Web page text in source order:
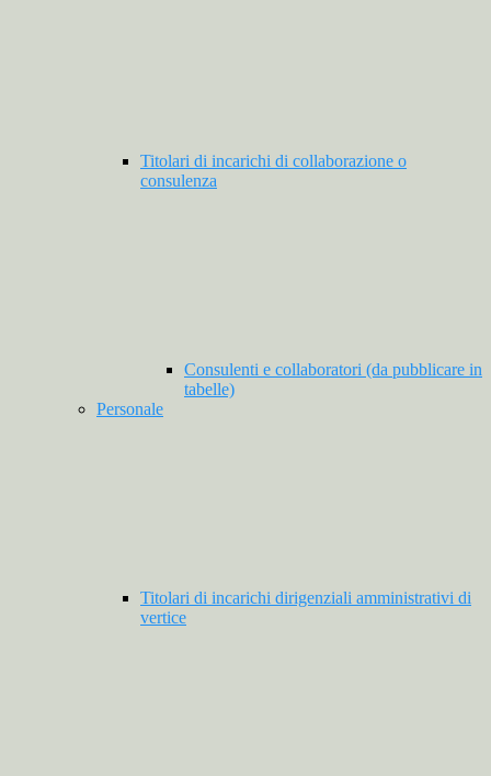
Titolari di incarichi di collaborazione o
consulenza
Consulenti e collaboratori (da pubblicare in
tabelle)
Personale
Titolari di incarichi dirigenziali amministrativi di
vertice